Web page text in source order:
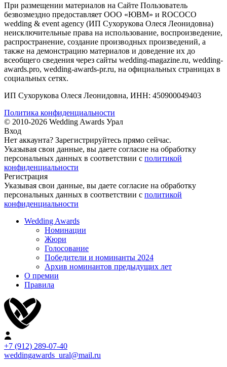
При размещении материалов на Сайте Пользователь
безвозмездно предоставляет ООО «ЮВМ» и ROCOCO
wedding & event agency (ИП Сухорукова Олеся Леонидовна)
неисключительные права на использование, воспроизведение,
распространение, создание производных произведений, а
также на демонстрацию материалов и доведение их до
всеобщего сведения через сайты wedding-magazine.ru, wedding-
awards.pro, wedding-awards-pr.ru, на официальных страницах в
социальных сетях.
ИП Сухорукова Олеся Леонидовна, ИНН: 450900049403
Политика конфиденциальности
© 2010-2026 Wedding Awards Урал
Вход
Нет аккаунта? Зарегистрируйтесь прямо сейчас.
Указывая свои данные, вы даете согласие на обработку
персональных данных в соответствии с политикой
конфиденциальности
Регистрация
Указывая свои данные, вы даете согласие на обработку
персональных данных в соответствии с политикой
конфиденциальности
Wedding Awards
Номинации
Жюри
Голосование
Победители и номинанты 2024
Архив номинантов предыдущих лет
О премии
Правила
+7 (912) 289-07-40
weddingawards_ural@mail.ru